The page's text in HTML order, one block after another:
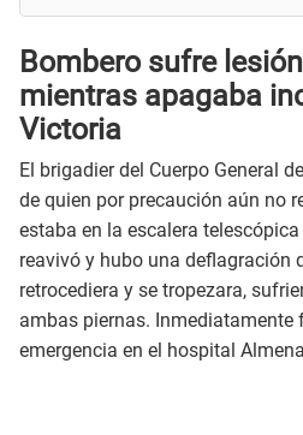
Bombero sufre
mientras apagaba
Victoria
El brigadier del Cuerpo General
de quien por precaución aún no
estaba en la escalera
reavivó y hubo una deflagración
retrocediera y se tropezara,
ambas piernas. Inmediatamente
emergencia en el hospital